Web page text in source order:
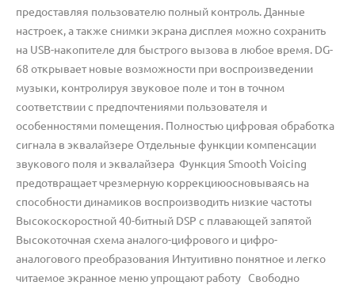
предоставляя пользователю полный контроль. Данные
настроек, а также снимки экрана дисплея можно сохранить
на USB-накопителе для быстрого вызова в любое время. DG-
68 открывает новые возможности при воспроизведении
музыки, контролируя звуковое поле и тон в точном
соответствии с предпочтениями пользователя и
особенностями помещения. Полностью цифровая обработка
сигнала в эквалайзере Отдельные функции компенсации
звукового поля и эквалайзера Функция Smooth Voicing
предотвращает чрезмерную коррекциюосновываясь на
способности динамиков воспроизводить низкие частоты
Высокоскоростной 40-битный DSP с плавающей запятой
Высокоточная схема аналого-цифрового и цифро-
аналогового преобразования Интуитивно понятное и легко
читаемое экранное меню упрощают работу Свободно